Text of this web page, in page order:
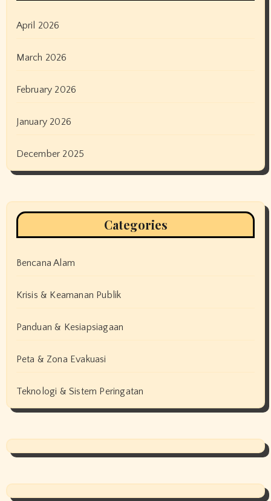
April 2026
March 2026
February 2026
January 2026
December 2025
Categories
Bencana Alam
Krisis & Keamanan Publik
Panduan & Kesiapsiagaan
Peta & Zona Evakuasi
Teknologi & Sistem Peringatan